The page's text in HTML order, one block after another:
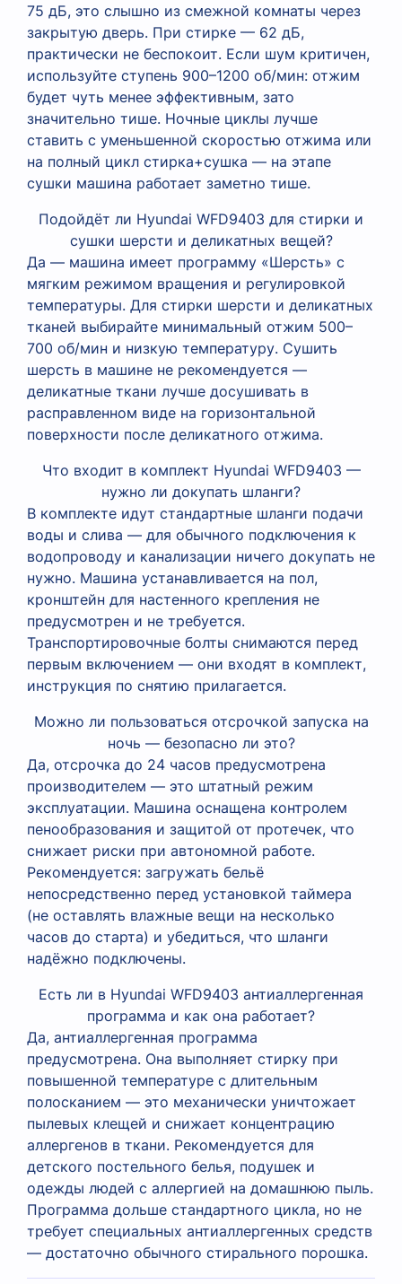
75 дБ, это слышно из смежной комнаты через
закрытую дверь. При стирке — 62 дБ,
практически не беспокоит. Если шум критичен,
используйте ступень 900–1200 об/мин: отжим
будет чуть менее эффективным, зато
значительно тише. Ночные циклы лучше
ставить с уменьшенной скоростью отжима или
на полный цикл стирка+сушка — на этапе
сушки машина работает заметно тише.
Подойдёт ли Hyundai WFD9403 для стирки и
сушки шерсти и деликатных вещей?
Да — машина имеет программу «Шерсть» с
мягким режимом вращения и регулировкой
температуры. Для стирки шерсти и деликатных
тканей выбирайте минимальный отжим 500–
700 об/мин и низкую температуру. Сушить
шерсть в машине не рекомендуется —
деликатные ткани лучше досушивать в
расправленном виде на горизонтальной
поверхности после деликатного отжима.
Что входит в комплект Hyundai WFD9403 —
нужно ли докупать шланги?
В комплекте идут стандартные шланги подачи
воды и слива — для обычного подключения к
водопроводу и канализации ничего докупать не
нужно. Машина устанавливается на пол,
кронштейн для настенного крепления не
предусмотрен и не требуется.
Транспортировочные болты снимаются перед
первым включением — они входят в комплект,
инструкция по снятию прилагается.
Можно ли пользоваться отсрочкой запуска на
ночь — безопасно ли это?
Да, отсрочка до 24 часов предусмотрена
производителем — это штатный режим
эксплуатации. Машина оснащена контролем
пенообразования и защитой от протечек, что
снижает риски при автономной работе.
Рекомендуется: загружать бельё
непосредственно перед установкой таймера
(не оставлять влажные вещи на несколько
часов до старта) и убедиться, что шланги
надёжно подключены.
Есть ли в Hyundai WFD9403 антиаллергенная
программа и как она работает?
Да, антиаллергенная программа
предусмотрена. Она выполняет стирку при
повышенной температуре с длительным
полосканием — это механически уничтожает
пылевых клещей и снижает концентрацию
аллергенов в ткани. Рекомендуется для
детского постельного белья, подушек и
одежды людей с аллергией на домашнюю пыль.
Программа дольше стандартного цикла, но не
требует специальных антиаллергенных средств
— достаточно обычного стирального порошка.